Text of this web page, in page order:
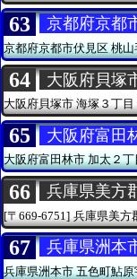
63 京都府京都
京都府京都市伏見区桃山
64 大阪府貝塚
大阪府貝塚市海塚３丁目
65 大阪府富田
大阪府富田林市加太２丁
66 兵庫県美方
[〒669-6751] 兵庫県美方
67 兵庫県洲本
兵庫県洲本市五色町鮎原